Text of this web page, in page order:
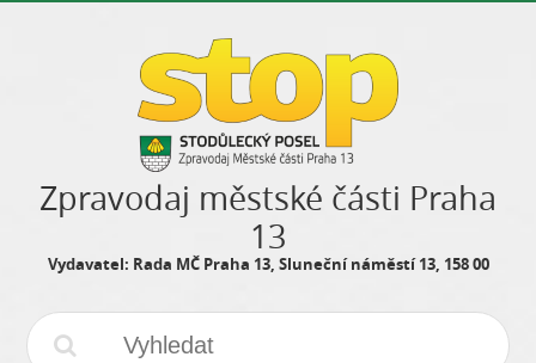
Zpravodaj městské části Praha
13
Vydavatel: Rada MČ Praha 13, Sluneční náměstí 13, 158 00